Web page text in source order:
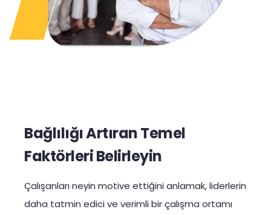
Bağlılığı Artıran Temel
Faktörleri Belirleyin
Çalışanları neyin motive ettiğini anlamak, liderlerin
daha tatmin edici ve verimli bir çalışma ortamı